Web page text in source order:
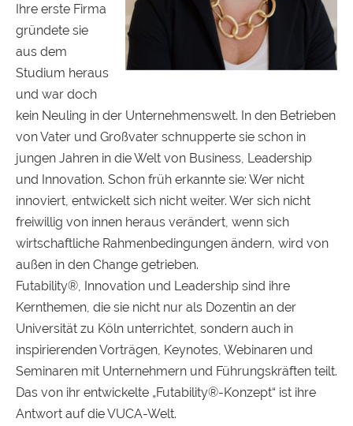
Ihre erste Firma
gründete sie
aus dem
Studium heraus
und war doch
kein Neuling in der Unternehmenswelt. In den Betrieben
von Vater und Großvater schnupperte sie schon in
jungen Jahren in die Welt von Business, Leadership
und Innovation. Schon früh erkannte sie: Wer nicht
innoviert, entwickelt sich nicht weiter. Wer sich nicht
freiwillig von innen heraus verändert, wenn sich
wirtschaftliche Rahmenbedingungen ändern, wird von
außen in den Change getrieben.
Futability®, Innovation und Leadership sind ihre
Kernthemen, die sie nicht nur als Dozentin an der
Universität zu Köln unterrichtet, sondern auch in
inspirierenden Vorträgen, Keynotes, Webinaren und
Seminaren mit Unternehmern und Führungskräften teilt.
Das von ihr entwickelte „Futability®-Konzept“ ist ihre
Antwort auf die VUCA-Welt.